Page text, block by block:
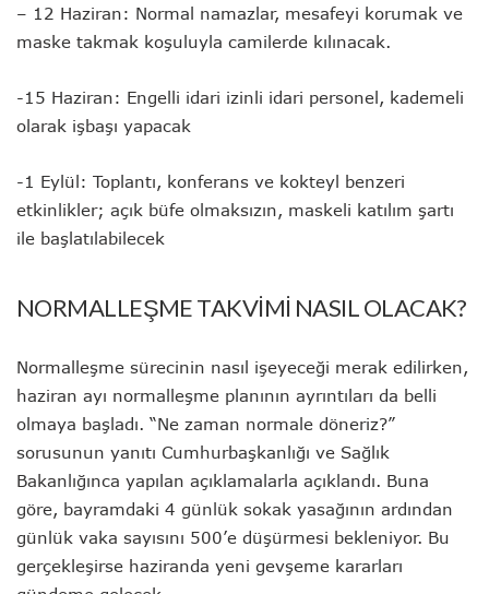
– 12 Haziran: Normal namazlar, mesafeyi korumak ve
maske takmak koşuluyla camilerde kılınacak.
-15 Haziran: Engelli idari izinli idari personel, kademeli
olarak işbaşı yapacak
-1 Eylül: Toplantı, konferans ve kokteyl benzeri
etkinlikler; açık büfe olmaksızın, maskeli katılım şartı
ile başlatılabilecek
NORMALLEŞME TAKVİMİ NASIL OLACAK?
Normalleşme sürecinin nasıl işeyeceği merak edilirken,
haziran ayı normalleşme planının ayrıntıları da belli
olmaya başladı. “Ne zaman normale döneriz?”
sorusunun yanıtı Cumhurbaşkanlığı ve Sağlık
Bakanlığınca yapılan açıklamalarla açıklandı. Buna
göre, bayramdaki 4 günlük sokak yasağının ardından
günlük vaka sayısını 500’e düşürmesi bekleniyor. Bu
gerçekleşirse haziranda yeni gevşeme kararları